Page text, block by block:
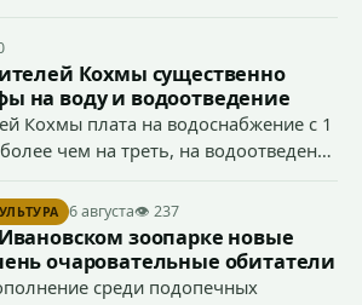
Тумановым.
Кохмы существенно
на воду и водоотведение
Кохмы плата на водоснабжение с 1
чем на треть, на водоотведение
областного предприятия
6 августа👁 237
зоопарке новые
очаровательные обитатели
среди подопечных